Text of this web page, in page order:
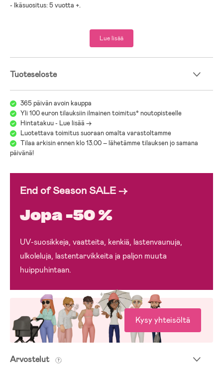
- Ikäsuositus: 5 vuotta +.
- Paristot sisältyvät tuotteeseen.
Lue lisää
Tuoteseloste
365 päivän avoin kauppa
Yli 100 euron tilauksiin ilmainen toimitus* noutopisteelle
Hintatakuu - Lue lisää ->
Luotettava toimitus suoraan omalta varastoltamme
Tilaa arkisin ennen klo 13.00 – lähetämme tilauksen jo samana
päivänä!
End of Season SALE →
Jopa -50 %
UV-suosikkeja, vaatteita, kenkiä, lastenvaunuja,
ulkoleluja, lastentarvikkeita ja paljon muuta
huippuhintaan.
Kysy yhteisöltä
Arvostelut